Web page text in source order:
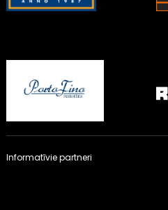
Informatīvie partneri